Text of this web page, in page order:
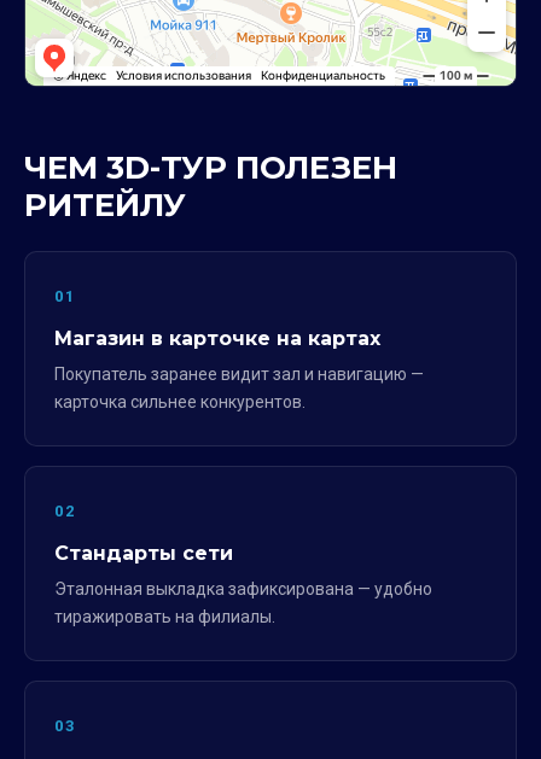
ЧЕМ 3D-ТУР ПОЛЕЗЕН
РИТЕЙЛУ
01
Магазин в карточке на картах
Покупатель заранее видит зал и навигацию —
карточка сильнее конкурентов.
02
Стандарты сети
Эталонная выкладка зафиксирована — удобно
тиражировать на филиалы.
03